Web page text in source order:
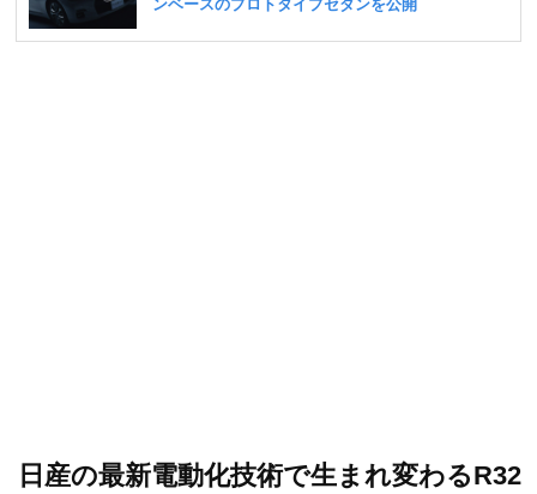
日産の最新電動化技術で生まれ変わるR32